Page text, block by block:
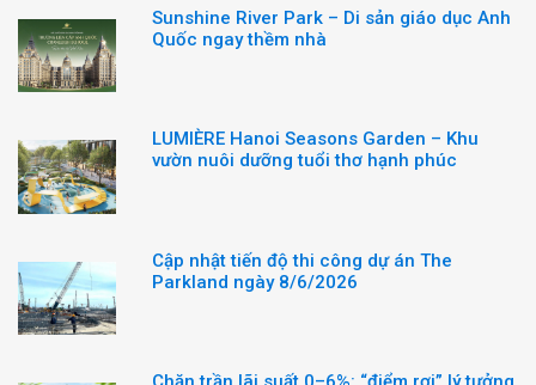
Sunshine River Park – Di sản giáo dục Anh
Quốc ngay thềm nhà
LUMIÈRE Hanoi Seasons Garden – Khu
vườn nuôi dưỡng tuổi thơ hạnh phúc
Cập nhật tiến độ thi công dự án The
Parkland ngày 8/6/2026